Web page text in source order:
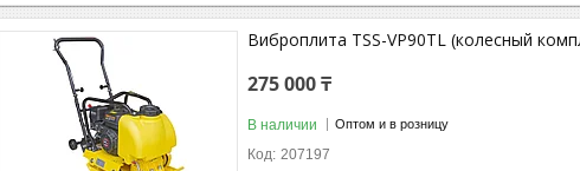
Виброплита TSS-VP90TL (колесный
275 000 ₸
В наличии Оптом и в розницу
207197